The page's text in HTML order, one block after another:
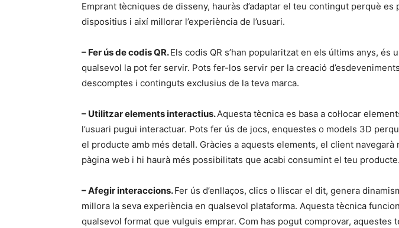
Emprant tècniques de disseny, hauràs d’adaptar el teu contingut perquè es
dispositius i així millorar l’experiència de l’usuari.
– Fer ús de codis QR.Els codis QR s’han popularitzat en els últims anys, és
qualsevol la pot fer servir. Pots fer-los servir per la creació
descomptes i continguts exclusius de la teva marca.
– Utilitzar elements interactius.Aquesta tècnica es basa a col·locar
l’usuari pugui interactuar. Pots fer ús de jocs, enquestes o models 3D
el producte amb més detall. Gràcies a aquests elements, el client navegarà
pàgina web i hi haurà més possibilitats que acabi consumint el teu producte.
– Afegir interaccions.Fer ús d’enllaços, clics o lliscar el dit, genera
millora la seva experiència en qualsevol plataforma. Aquesta tècnica
qualsevol format que vulguis emprar. Com has pogut comprovar, aquestes